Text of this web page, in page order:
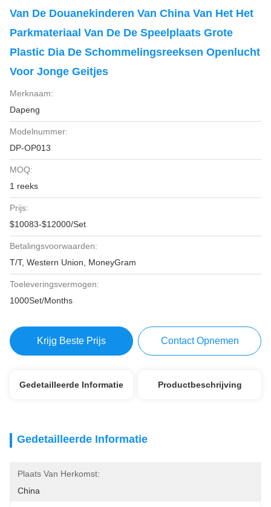
Van De Douanekinderen Van China Van Het Het
Parkmateriaal Van De De Speelplaats Grote
Plastic Dia De Schommelingsreeksen Openlucht
Voor Jonge Geitjes
Merknaam:
Dapeng
Modelnummer:
DP-OP013
MOQ:
1 reeks
Prijs:
$10083-$12000/Set
Betalingsvoorwaarden:
T/T, Western Union, MoneyGram
Toeleveringsvermogen:
1000Set/Months
Krijg Beste Prijs Contact Opnemen
Gedetailleerde Informatie Productbeschrijving
Gedetailleerde Informatie
Plaats Van Herkomst:
China